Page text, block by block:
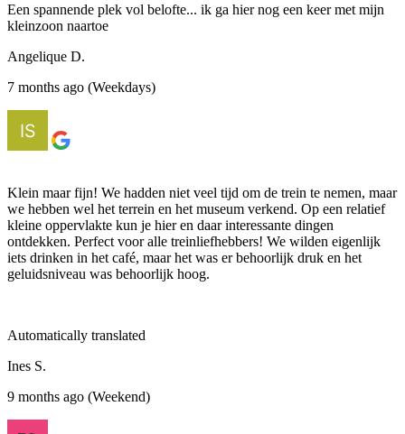
Een spannende plek vol belofte... ik ga hier nog een keer met mijn
kleinzoon naartoe
Angelique D.
7 months ago (Weekdays)
Klein maar fijn! We hadden niet veel tijd om de trein te nemen, maar
we hebben wel het terrein en het museum verkend. Op een relatief
kleine oppervlakte kun je hier en daar interessante dingen
ontdekken. Perfect voor alle treinliefhebbers! We wilden eigenlijk
iets drinken in het café, maar het was er behoorlijk druk en het
geluidsniveau was behoorlijk hoog.
Automatically translated
Ines S.
9 months ago (Weekend)